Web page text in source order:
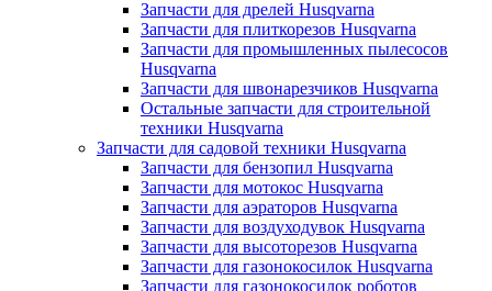
Запчасти для дрелей Husqvarna
Запчасти для плиткорезов Husqvarna
Запчасти для промышленных пылесосов
Husqvarna
Запчасти для швонарезчиков Husqvarna
Остальные запчасти для строительной
техники Husqvarna
Запчасти для садовой техники Husqvarna
Запчасти для бензопил Husqvarna
Запчасти для мотокос Husqvarna
Запчасти для аэраторов Husqvarna
Запчасти для воздуходувок Husqvarna
Запчасти для высоторезов Husqvarna
Запчасти для газонокосилок Husqvarna
Запчасти для газонокосилок роботов